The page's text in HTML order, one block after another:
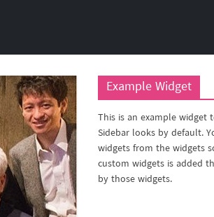
Example Widget
This is an example widget
Sidebar looks by default.
widgets from the widgets
custom widgets is added
by those widgets.